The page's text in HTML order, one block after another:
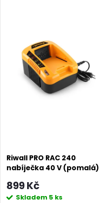
Riwall PRO RAC 240
nabíječka 40 V (pomalá)
899 Kč
Skladem 5 ks